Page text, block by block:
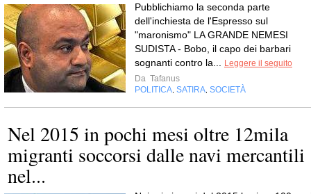
Pubblichiamo la seconda parte
dell'inchiesta de l'Espresso sul
"maronismo" LA GRANDE NEMESI
SUDISTA - Bobo, il capo dei barbari
sognanti contro la...
Leggere il seguito
Da Tafanus
POLITICA SATIRA SOCIETÀ
Nel 2015 in pochi mesi oltre 12mila
migranti soccorsi dalle navi mercantili
nel...